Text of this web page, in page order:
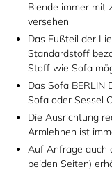
Blende immer mit
versehen
Das Fußteil der
Standardstoff
Stoff wie Sofa
Das Sofa BERLIN
Sofa oder Sessel
Die Ausrichtung
Armlehnen ist
Auf Anfrage auch
beiden Seiten)